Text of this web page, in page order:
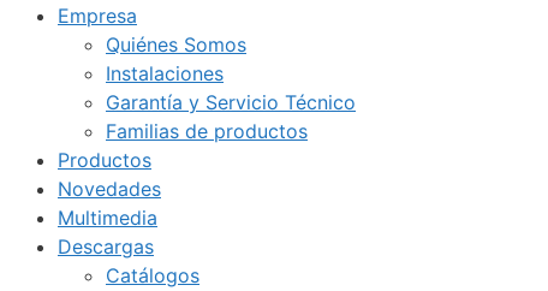
Empresa
Quiénes Somos
Instalaciones
Garantía y Servicio Técnico
Familias de productos
Productos
Novedades
Multimedia
Descargas
Catálogos